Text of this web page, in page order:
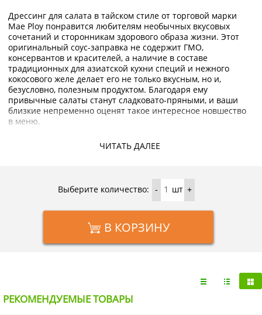
ЧИТАТЬ ДАЛЕЕ
Дрессинг для салата в тайском стиле от торговой марки
Mae Ploy понравится любителям необычных вкусовых
сочетаний и сторонникам здорового образа жизни. Этот
оригинальный соус-заправка не содержит ГМО,
консервантов и красителей, а наличие в составе
традиционных для азиатской кухни специй и нежного
кокосового желе делает его не только вкусным, но и,
безусловно, полезным продуктом. Благодаря ему
привычные салаты станут сладковато-пряными, и ваши
близкие непременно оценят такое интересное новшество
в меню.
доставкой на дом по Москве и области можно в интернет-
Выберите количество: - шт +
В КОРЗИНУ
РЕКОМЕНДУЕМЫЕ ТОВАРЫ